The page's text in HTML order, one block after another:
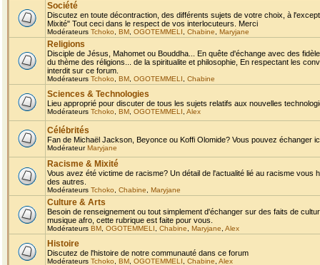
Société
Discutez en toute décontraction, des différents sujets de votre choix, à
Mixité" Tout ceci dans le respect de vos interlocuteurs. Merci
Modérateurs Tchoko BM OGOTEMMELI Chabine Maryjane
Religions
Disciple de Jésus, Mahomet ou Bouddha... En quête d'échange avec des
du thème des réligions... de la spiritualite et philosophie, En respectant les
interdit sur ce forum.
Modérateurs Tchoko BM OGOTEMMELI Chabine
Sciences & Technologies
Lieu approprié pour discuter de tous les sujets relatifs aux nouvelles
Modérateurs Tchoko BM OGOTEMMELI Alex
Célébrités
Fan de Michaël Jackson, Beyonce ou Koffi Olomide? Vous pouvez échanger
ModérateurMaryjane
Racisme & Mixité
Vous avez été victime de racisme? Un détail de l'actualité lié au racisme
des autres.
Modérateurs Tchoko Chabine Maryjane
Culture & Arts
Besoin de renseignement ou tout simplement d'échanger sur des faits de
musique afro, cette rubrique est faite pour vous.
Modérateurs BM OGOTEMMELI Chabine Maryjane Alex
Histoire
Discutez de l'histoire de notre communauté dans ce forum
Modérateurs Tchoko BM OGOTEMMELI Chabine Alex